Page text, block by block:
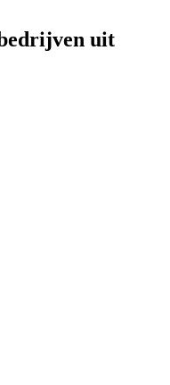
uit